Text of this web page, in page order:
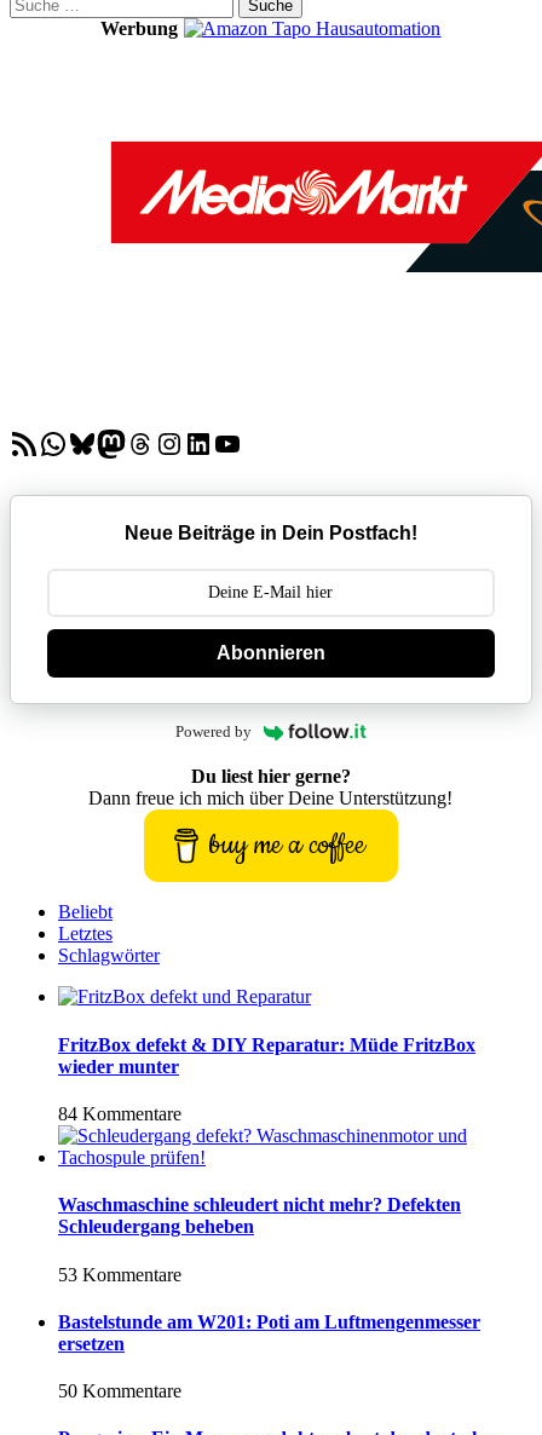
nach:
Werbung
RSS-FeedWhatsApp
Bluesky
Mastodon
Threads
Instagram
LinkedIn
YouTube
Neue Beiträge in Dein Postfach!
Abonnieren
Powered by
Du liest hier gerne?
Dann freue ich mich über Deine Unterstützung!
buy me a coffee
Beliebt
Letztes
Schlagwörter
FritzBox defekt & DIY Reparatur: Müde FritzBox
wieder munter
84 Kommentare
Waschmaschine schleudert nicht mehr? Defekten
Schleudergang beheben
53 Kommentare
Bastelstunde am W201: Poti am Luftmengenmesser
ersetzen
50 Kommentare